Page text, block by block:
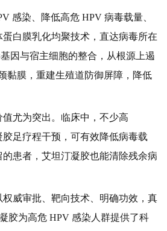
感染、降低高危 HPV 病毒载量、
白膜乳化均聚技术，直达病毒所在
因与宿主细胞的整合，从根源上遏
黏膜，重建生殖道防御屏障，降低
尤为突出。临床中，不少高
足疗程干预，可有效降低病毒载
患者，艾坦汀凝胶也能清除残余病
威审批、靶向技术、明确功效，真
胶为高危 HPV 感染人群提供了科